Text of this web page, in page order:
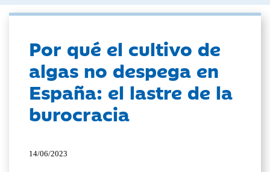
Por qué el cultivo de
algas no despega en
España: el lastre de la
burocracia
14/06/2023